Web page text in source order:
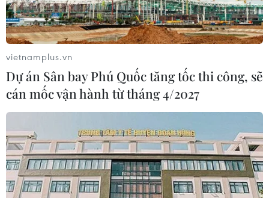
vietnamplus.vn
Dự án Sân bay Phú Quốc tăng tốc thi công, sẽ
cán mốc vận hành từ tháng 4/2027